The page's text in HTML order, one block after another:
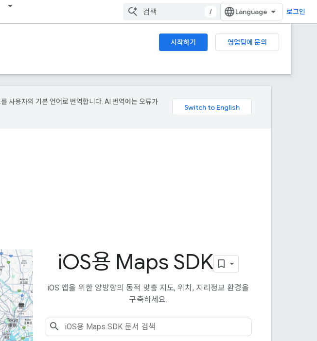
/ 로그인
시작하기
영업팀에 문의
사용자의 기본 언어로 번역합니다. AI 번역에는 오류가
iOS용 Maps SDK
iOS 앱을 위한 양방향의 동적 맞춤 지도, 위치, 지리정보 환경을
구축하세요.